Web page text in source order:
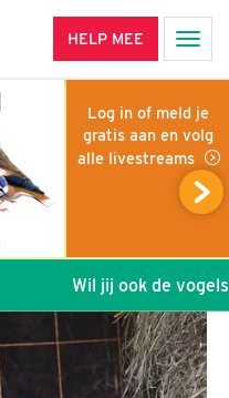
HELP MEE
Log in of meld je
gratis aan en volg
alle livestreams
Wil jij ook de vogels